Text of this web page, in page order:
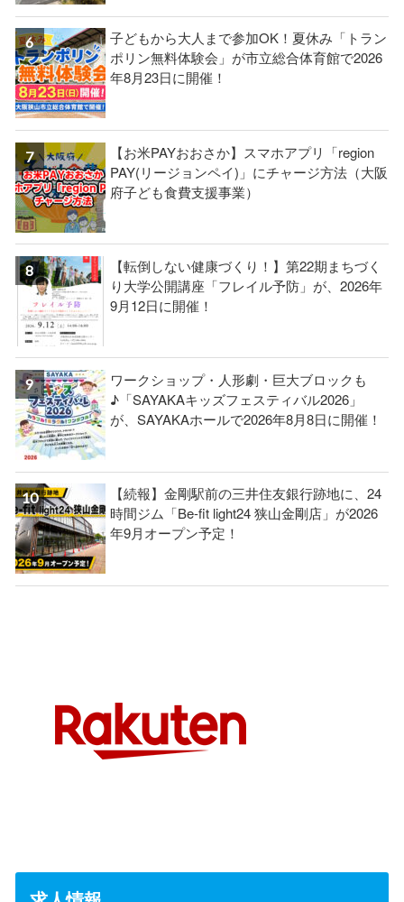
子どもから大人まで参加OK！夏休み「トラン
ポリン無料体験会」が市立総合体育館で2026
年8月23日に開催！
【お米PAYおおさか】スマホアプリ「region
PAY(リージョンペイ)」にチャージ方法（大阪
府子ども食費支援事業）
【転倒しない健康づくり！】第22期まちづく
り大学公開講座「フレイル予防」が、2026年
9月12日に開催！
ワークショップ・人形劇・巨大ブロックも
♪「SAYAKAキッズフェスティバル2026」
が、SAYAKAホールで2026年8月8日に開催！
【続報】金剛駅前の三井住友銀行跡地に、24
時間ジム「Be-fit light24 狭山金剛店」が2026
年9月オープン予定！